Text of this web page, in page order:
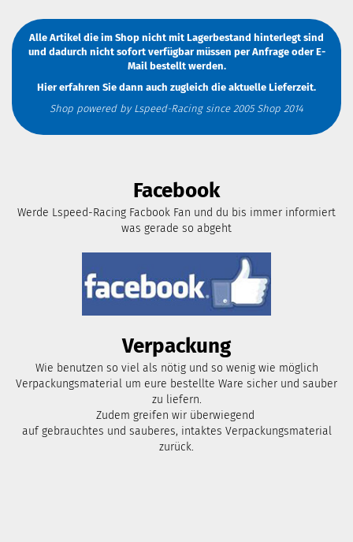
Alle Artikel die im Shop nicht mit Lagerbestand hinterlegt sind
und dadurch nicht sofort verfügbar müssen per AnfrageoderE-
Mailbestellt werden.
Hier erfahren Sie dann auch zugleich die aktuelle Lieferzeit.
Shop powered by Lspeed-Racing since 2005 Shop 2014
Facebook
Werde Lspeed-Racing Facbook Fan und du bis immer informiert
was gerade so abgeht
Verpackung
Wie benutzen so viel als nötig und so wenig wie möglich
Verpackungsmaterial um eure bestellte Ware sicher und sauber
zu liefern.
Zudem greifen wir überwiegend
auf gebrauchtes und sauberes, intaktes Verpackungsmaterial
zurück.